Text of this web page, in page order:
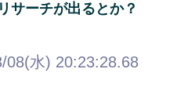
サーチが出るとか？
08(水) 20:23:28.68